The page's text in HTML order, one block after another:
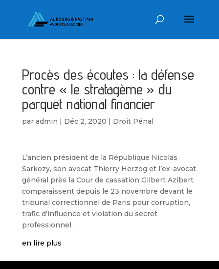
Procès des écoutes : la défense
contre « le stratagème » du
parquet national financier
par admin | Déc 2, 2020 | Droit Pénal
L’ancien président de la République Nicolas
Sarkozy, son avocat Thierry Herzog et l’ex-avocat
général près la Cour de cassation Gilbert Azibert
comparaissent depuis le 23 novembre devant le
tribunal correctionnel de Paris pour corruption,
trafic d’influence et violation du secret
professionnel.
en lire plus